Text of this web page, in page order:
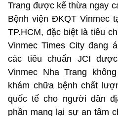
Trang được kế thừa ngay
Bệnh viện ĐKQT Vinmec
TP.HCM, đặc biệt là tiêu
Vinmec Times City đang
các tiêu chuẩn JCI
Vinmec Nha Trang
khám chữa bệnh chất
quốc tế cho người dân
phần mang lại sự an tâm